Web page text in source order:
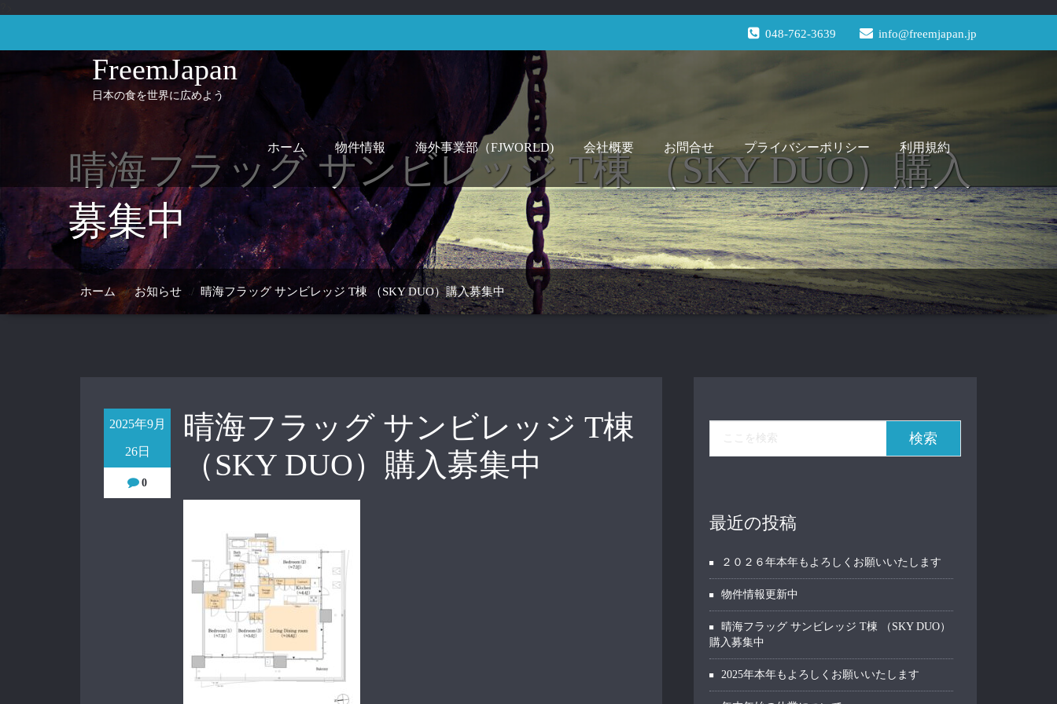
ン
048-762-3639 info@freemjapan.jp
FreemJapan
日本の食を世界に広めよう
ホーム 物件情報 海外事業部（FJWORLD) 会社概要 お問合せ プライバシーポリシー 利用規約
晴海フラッグ サンビレッジ T棟 （SKY DUO）購入
募集中
ホーム /お知らせ / 晴海フラッグ サンビレッジ T棟 （SKY DUO）購入募集中
2025年9月
26日
0
晴海フラッグ サンビレッジ T棟
（SKY DUO）購入募集中
最近の投稿
２０２６年本年もよろしくお願いいたします
物件情報更新中
晴海フラッグ サンビレッジ T棟 （SKY DUO）
購入募集中
2025年本年もよろしくお願いいたします